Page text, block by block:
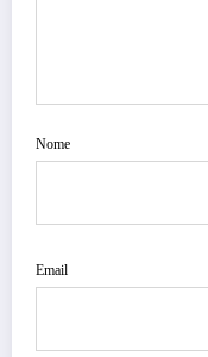
Nome
Email